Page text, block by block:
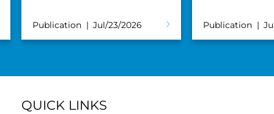
Publication Jul/23/2026 Publication
QUICK LINKS